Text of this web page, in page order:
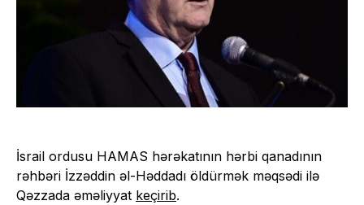
İsrail ordusu HAMAS hərəkatının hərbi qanadının
rəhbəri İzzəddin əl-Həddadı öldürmək məqsədi ilə
Qəzzada əməliyyat keçirib.